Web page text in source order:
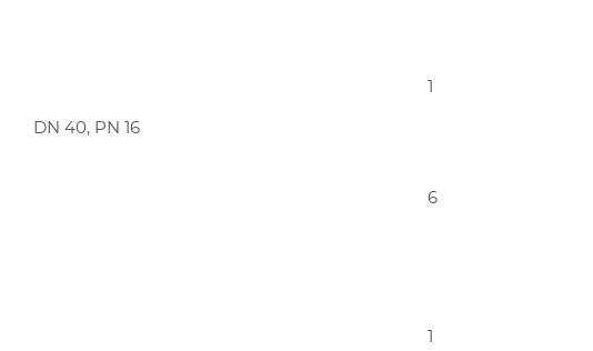
DN 40, PN 16
1
6
1